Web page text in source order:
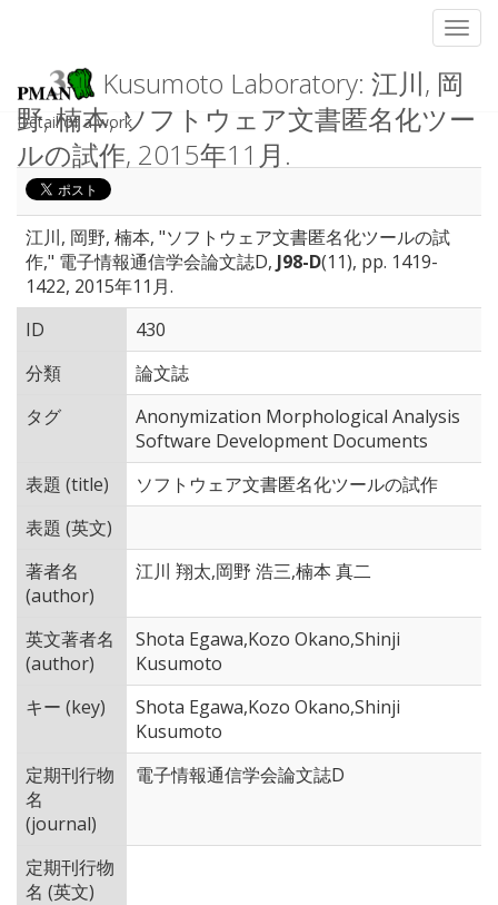
Kusumoto Laboratory: 江川, 岡
野, 楠本, ソフトウェア文書匿名化ツー
ルの試作, 2015年11月.
Detail of a work
江川, 岡野, 楠本, "ソフトウェア文書匿名化ツールの試
作," 電子情報通信学会論文誌D, J98-D(11), pp. 1419-
1422, 2015年11月.
ID
430
分類
論文誌
タグ
Anonymization Morphological Analysis
Software Development Documents
表題 (title)
ソフトウェア文書匿名化ツールの試作
表題 (英文)
著者名
(author)
江川 翔太,岡野 浩三,楠本 真二
英文著者名
(author)
Shota Egawa,Kozo Okano,Shinji
Kusumoto
キー (key)
Shota Egawa,Kozo Okano,Shinji
Kusumoto
定期刊行物
名
(journal)
電子情報通信学会論文誌D
定期刊行物
名 (英文)